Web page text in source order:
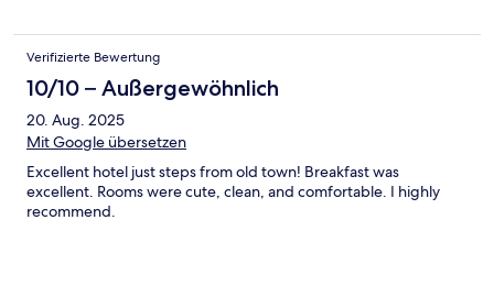
Verifizierte Bewertung
10/10 – Außergewöhnlich
20. Aug. 2025
Mit Google übersetzen
Excellent hotel just steps from old town! Breakfast was
excellent. Rooms were cute, clean, and comfortable. I highly
recommend.